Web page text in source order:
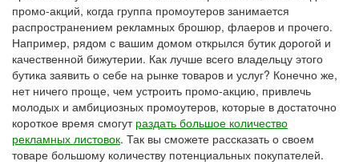
промо-акций, когда группа промоутеров занимается
распространением рекламных брошюр, флаеров и прочего.
Например, рядом с вашим домом открылся бутик дорогой и
качественной бижутерии. Как лучше всего владельцу этого
бутика заявить о себе на рынке товаров и услуг? Конечно же,
нет ничего проще, чем устроить промо-акцию, привлечь
молодых и амбициозных промоутеров, которые в достаточно
короткое время смогут раздать большое количество
рекламных листовок. Так вы сможете рассказать о своем
товаре большому количеству потенциальных покупателей.